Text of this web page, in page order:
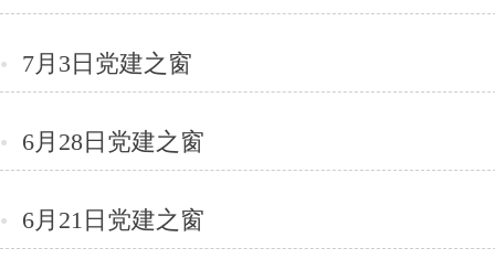
● 7月3日党建之窗
● 6月28日党建之窗
● 6月21日党建之窗